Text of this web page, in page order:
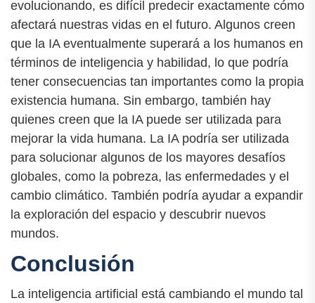
evolucionando, es difícil predecir exactamente cómo
afectará nuestras vidas en el futuro. Algunos creen
que la IA eventualmente superará a los humanos en
términos de inteligencia y habilidad, lo que podría
tener consecuencias tan importantes como la propia
existencia humana. Sin embargo, también hay
quienes creen que la IA puede ser utilizada para
mejorar la vida humana. La IA podría ser utilizada
para solucionar algunos de los mayores desafíos
globales, como la pobreza, las enfermedades y el
cambio climático. También podría ayudar a expandir
la exploración del espacio y descubrir nuevos
mundos.
Conclusión
La inteligencia artificial está cambiando el mundo tal